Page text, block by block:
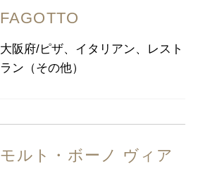
FAGOTTO
大阪府/ピザ、イタリアン、レスト
ラン（その他）
モルト・ボーノ ヴィア